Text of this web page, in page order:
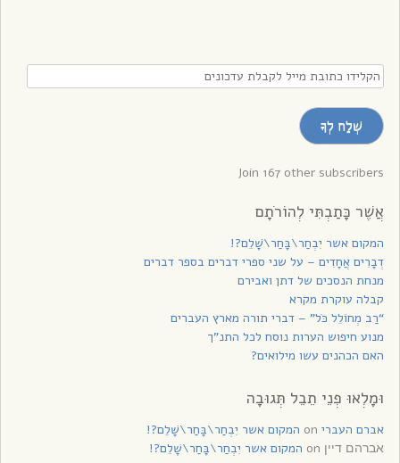
הקלידו
כתובת
מייל
לקבלת
עדכונים
שְׁלַח לְךָ
Join 167 other subscribers
אֲשֶׁר כָּתַבְתִּי לְהוֹרֹתָם
המקום אשר יִבְחַר\בָּחַר\שָׁלֵם?!
דְבָרִים אֲחָדִים – על שני ספרי דברים בספר דברים
מנחת הנסכים של דתן ואבירם
קבלה עוקרת מקרא
“רַב מְחוֹלֵל כֹּל” – דברי תורה מארץ העברים
מנוע חיפוש הערות נוסח לכל התנ”ך
האם הכהנים עשו מילואים?
וּמָלְאוּ פְנֵי תֵבֵל תְּגוּבָה
אברם העברי המקום אשר יִבְחַר\בָּחַר\שָׁלֵם?!
אברהם דיין
המקום אשר יִבְחַר\בָּחַר\שָׁלֵם?!